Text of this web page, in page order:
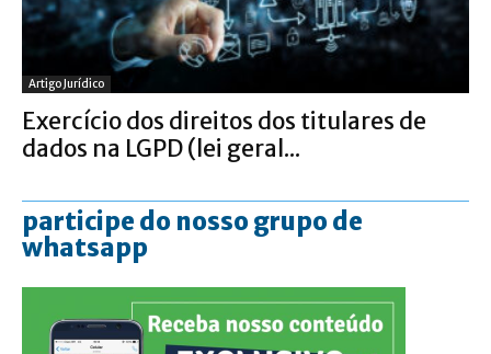
Artigo Jurídico
Exercício dos direitos dos titulares de
dados na LGPD (lei geral...
participe do nosso grupo de
whatsapp